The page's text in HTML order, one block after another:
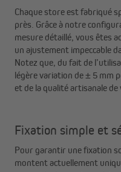
Chaque store est fabriqué
près. Grâce à notre
mesure détaillé, vous êtes
un ajustement impeccable
Notez que, du fait de
légère variation de ± 5 mm
et de la qualité artisanale
Fixation simple et
Pour garantir une fixation
montent actuellement